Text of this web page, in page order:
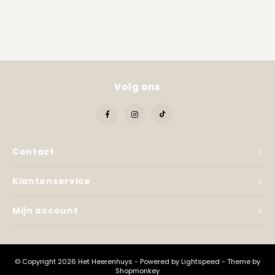
Contact
Volg ons
Klantenservice
Mijn account
© Copyright 2026 Het Heerenhuys - Powered byLightspeed - Theme by
Shopmonkey